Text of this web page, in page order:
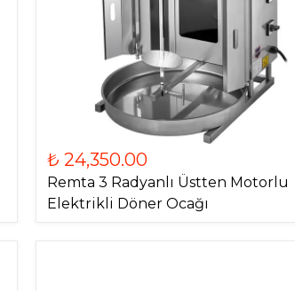
₺ 24,350.00
Remta 3 Radyanlı Üstten Motorlu
Elektrikli Döner Ocağı